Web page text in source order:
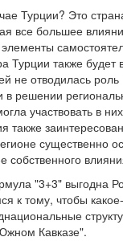
Турции? Это
все большее
Турции также будет
не отводилась роль
решении
участвовать в
также
существенно
собственного
"3+3" выгодна
к тому, чтобы
Кавказе".